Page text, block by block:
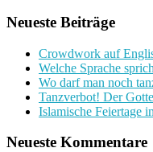
Neueste Beiträge
Crowdwork auf
Welche Sprache
Wo darf man noch
Tanzverbot! Der
Islamische Feiertage
Neueste Kommentare